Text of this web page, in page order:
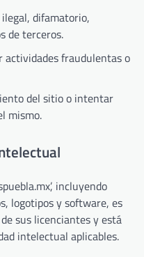
difamatorio,
de terceros.
fraudulentas o
del sitio o intentar
mismo.
incluyendo
logotipos y software, es
de sus licenciantes y está
intelectual aplicables.